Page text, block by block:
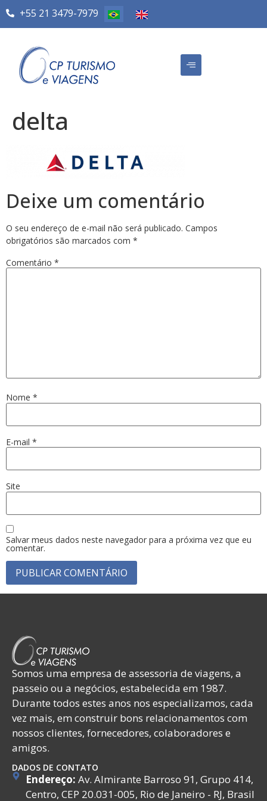
+55 21 3479-7979
delta
Deixe um comentário
O seu endereço de e-mail não será publicado. Campos
obrigatórios são marcados com *
Comentário *
Nome *
E-mail *
Site
Salvar meus dados neste navegador para a próxima vez que eu
comentar.
Somos uma empresa de assessoria de viagens, a
passeio ou a negócios, estabelecida em 1987.
Durante todos estes anos nos especializamos, cada
vez mais, em construir bons relacionamentos com
nossos clientes, fornecedores, colaboradores e
amigos.
DADOS DE CONTATO
Endereço: Av. Almirante Barroso 91, Grupo 414,
Centro, CEP 20.031-005, Rio de Janeiro - RJ, Brasil